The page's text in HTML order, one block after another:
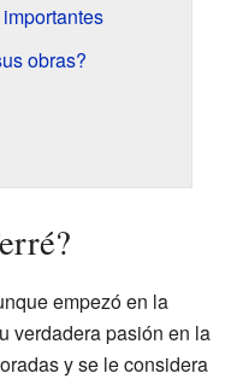
obras?
empezó en la
verdadera pasión en la
y se le considera